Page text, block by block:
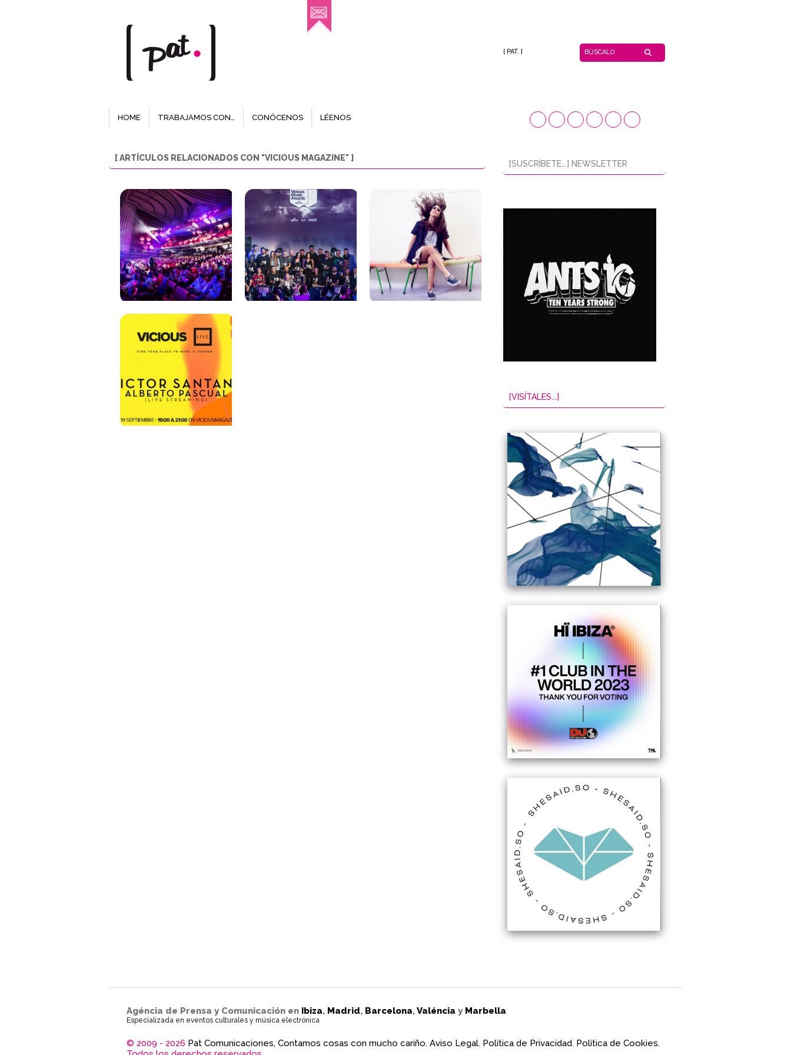
[ PAT. ]
HOME TRABAJAMOS CON… CONÓCENOS LÉENOS
[ ARTÍCULOS RELACIONADOS CON "VICIOUS MAGAZINE" ]
[SUSCRÍBETE...] NEWSLETTER
[VISÍTALES...]
Agéncia de Prensa y Comunicación en Ibiza, Madrid, Barcelona,Valéncia y Marbella
Especializada en eventos culturales y música electrónica
© 2009 - 2026 Pat Comunicaciones, Contamos cosas con mucho cariño. Aviso Legal. Política de Privacidad. Política de Cookies.